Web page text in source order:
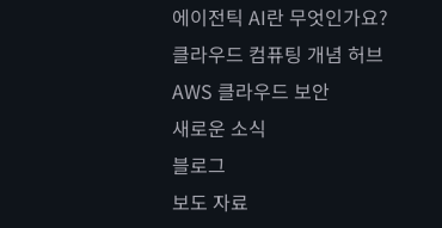
에이전틱 AI란 무엇인가요?
클라우드 컴퓨팅 개념 허브
AWS 클라우드 보안
새로운 소식
블로그
보도 자료